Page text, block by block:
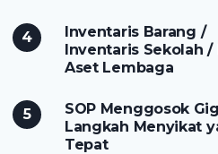
Inventaris Barang /
Inventaris Sekolah /
Aset Lembaga
SOP Menggosok
Langkah Menyikat
Tepat